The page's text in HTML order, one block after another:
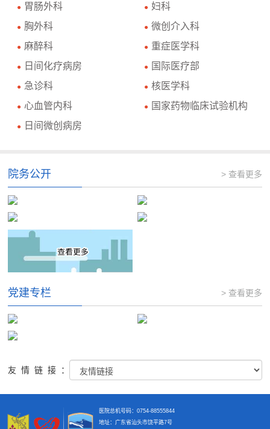
● 胃肠外科 ● 妇科
● 胸外科 ● 微创介入科
● 麻醉科 ● 重症医学科
● 日间化疗病房 ● 国际医疗部
● 急诊科 ● 核医学科
● 心血管内科 ● 国家药物临床试验机构
● 日间微创病房
院务公开 > 查看更多
党建专栏 > 查看更多
友情链接：
医院总机号码：0754-88555844
地址：广东省汕头市饶平路7号